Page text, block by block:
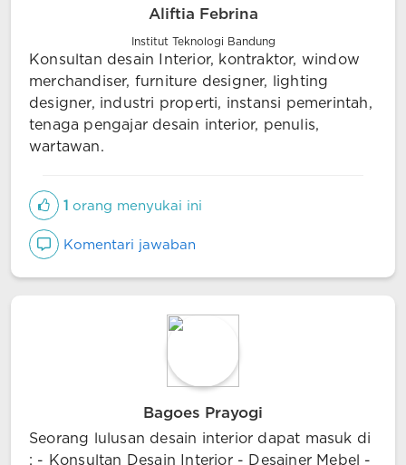
Aliftia Febrina
Institut Teknologi Bandung
Konsultan desain Interior, kontraktor, window
merchandiser, furniture designer, lighting
designer, industri properti, instansi pemerintah,
tenaga pengajar desain interior, penulis,
wartawan.
1 orang menyukai ini
Komentari jawaban
Bagoes Prayogi
Seorang lulusan desain interior dapat masuk di
: - Konsultan Desain Interior - Desainer Mebel -